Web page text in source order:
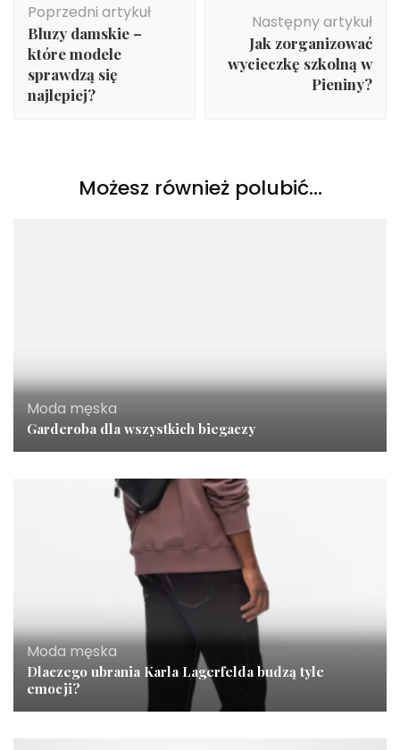
wpisu
Poprzedni artykuł
Bluzy damskie –
które modele
sprawdzą się
najlepiej?
Następny artykuł
Jak zorganizować
wycieczkę szkolną w
Pieniny?
Możesz również polubić…
Moda męska
Garderoba dla wszystkich biegaczy
Moda męska
Dlaczego ubrania Karla Lagerfelda budzą tyle
emocji?